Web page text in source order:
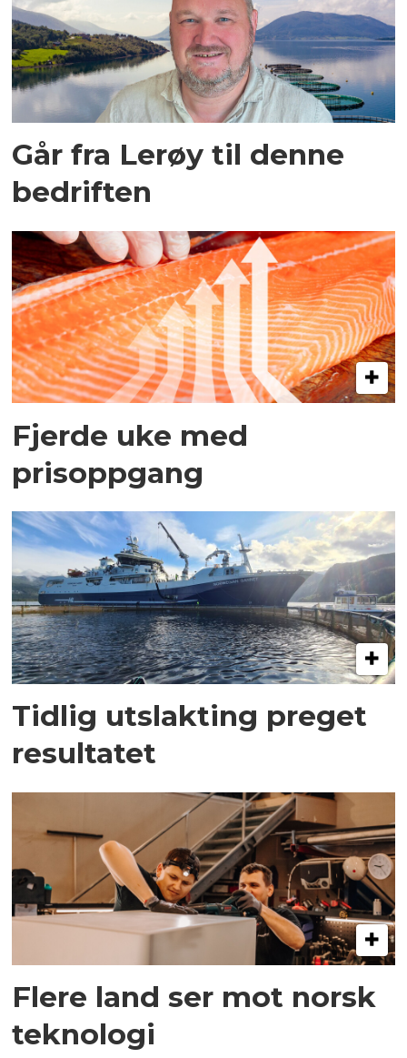
Går fra Lerøy til denne
bedriften
Fjerde uke med
prisoppgang
Tidlig utslakting preget
resultatet
Flere land ser mot norsk
teknologi